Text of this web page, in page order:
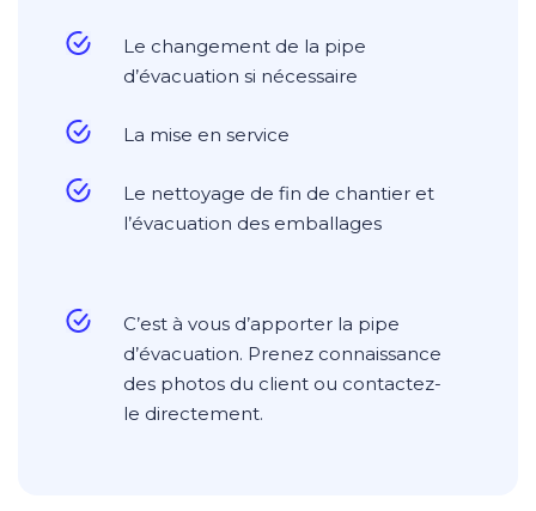
Le changement de la pipe
d’évacuation si nécessaire
La mise en service
Le nettoyage de fin de chantier et
l’évacuation des emballages
C’est à vous d’apporter la pipe
d’évacuation. Prenez connaissance
des photos du client ou contactez-
le directement.